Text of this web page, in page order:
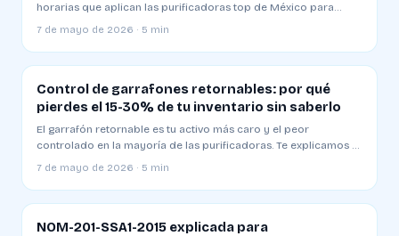
horarias que aplican las purificadoras top de México para
entregar 30% más en menos kilómetros.
7 de mayo de 2026 · 5 min
Control de garrafones retornables: por qué
pierdes el 15-30% de tu inventario sin saberlo
El garrafón retornable es tu activo más caro y el peor
controlado en la mayoría de las purificadoras. Te explicamos el
método de saldos por cliente que aplican las plantas
7 de mayo de 2026 · 5 min
NOM-201-SSA1-2015 explicada para